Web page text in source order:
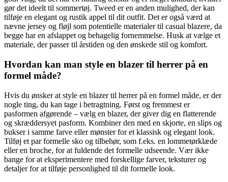
gør det ideelt til sommertøj. Tweed er en anden mulighed, der kan
tilføje en elegant og rustik appel til dit outfit. Det er også værd at
nævne jersey og fløjl som potentielle materialer til casual blazere, da
begge har en afslappet og behagelig fornemmelse. Husk at vælge et
materiale, der passer til årstiden og den ønskede stil og komfort.
Hvordan kan man style en blazer til herrer på en
formel måde?
Hvis du ønsker at style en blazer til herrer på en formel måde, er der
nogle ting, du kan tage i betragtning. Først og fremmest er
pasformen afgørende – vælg en blazer, der giver dig en flatterende
og skræddersyet pasform. Kombiner den med en skjorte, en slips og
bukser i samme farve eller mønster for et klassisk og elegant look.
Tilføj et par formelle sko og tilbehør, som f.eks. en lommetørklæde
eller en broche, for at fuldende det formelle udseende. Vær ikke
bange for at eksperimentere med forskellige farver, teksturer og
detaljer for at tilføje personlighed til dit formelle look.